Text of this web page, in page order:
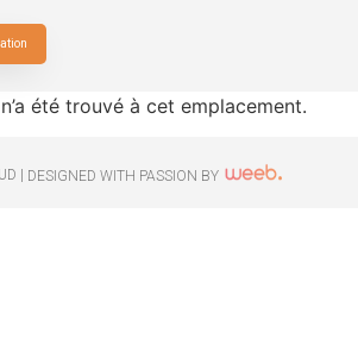
été trouvé à cet emplacement.
| DESIGNED WITH PASSION BY